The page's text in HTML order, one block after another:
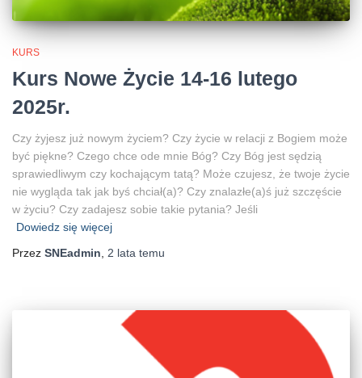
KURS
Kurs Nowe Życie 14-16 lutego
2025r.
Czy żyjesz już nowym życiem? Czy życie w relacji z Bogiem może
być piękne? Czego chce ode mnie Bóg? Czy Bóg jest sędzią
sprawiedliwym czy kochającym tatą? Może czujesz, że twoje życie
nie wygląda tak jak byś chciał(a)? Czy znalazłe(a)ś już szczęście
w życiu? Czy zadajesz sobie takie pytania? Jeśli
Dowiedz się więcej
Przez SNEadmin 2 lata temu